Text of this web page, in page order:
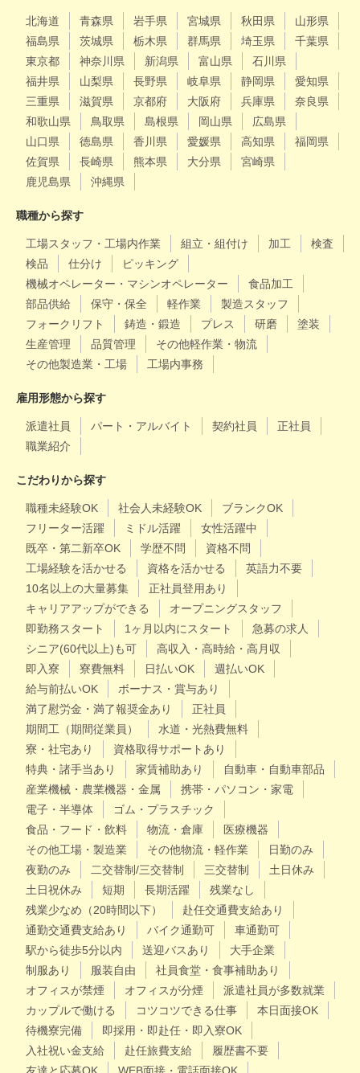
北海道 青森県 岩手県 宮城県 秋田県
山形県
福島県
茨城県 栃木県 群馬県 埼玉県
千葉県
東京都
神奈川県 新潟県 富山県
石川県
福井県
山梨県 長野県 岐阜県 静岡県
愛知県
三重県
滋賀県 京都府 大阪府 兵庫県
奈良県
和歌山県
鳥取県 島根県 岡山県
広島県
山口県
徳島県 香川県 愛媛県 高知県
福岡県
佐賀県
長崎県 熊本県 大分県
宮崎県
鹿児島県
沖縄県
職種から探す
工場スタッフ・工場内作業 組立・組付け 加工
検査
検品
仕分け
ピッキング
機械オペレーター・マシンオペレーター
食品加工
部品供給
保守・保全 軽作業
製造スタッフ
フォークリフト
鋳造・鍛造 プレス 研磨
塗装
生産管理
品質管理
その他軽作業・物流
その他製造業・工場
工場内事務
雇用形態から探す
派遣社員 パート・アルバイト 契約社員
正社員
職業紹介
こだわりから探す
職種未経験OK 社会人未経験OK
ブランクOK
フリーター活躍
ミドル活躍
女性活躍中
既卒・第二新卒OK
学歴不問
資格不問
工場経験を活かせる
資格を活かせる
英語力不要
10名以上の大量募集
正社員登用あり
キャリアアップができる
オープニングスタッフ
即勤務スタート
1ヶ月以内にスタート
急募の求人
シニア(60代以上)も可
高収入・高時給・高月収
即入寮
寮費無料 日払いOK
週払いOK
給与前払いOK
ボーナス・賞与あり
満了慰労金・満了報奨金あり
正社員
期間工（期間従業員）
水道・光熱費無料
寮・社宅あり
資格取得サポートあり
特典・諸手当あり
家賃補助あり
自動車・自動車部品
産業機械・農業機器・金属
携帯・パソコン・家電
電子・半導体
ゴム・プラスチック
食品・フード・飲料
物流・倉庫
医療機器
その他工場・製造業
その他物流・軽作業
日勤のみ
夜勤のみ
二交替制/三交替制 三交替制
土日休み
土日祝休み
短期 長期活躍
残業なし
残業少なめ（20時間以下）
赴任交通費支給あり
通勤交通費支給あり
バイク通勤可
車通勤可
駅から徒歩5分以内
送迎バスあり
大手企業
制服あり
服装自由
社員食堂・食事補助あり
オフィスが禁煙
オフィスが分煙
派遣社員が多数就業
カップルで働ける
コツコツできる仕事
本日面接OK
待機寮完備
即採用・即赴任・即入寮OK
入社祝い金支給
赴任旅費支給
履歴書不要